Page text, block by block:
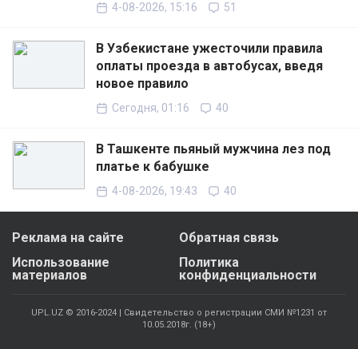
4-08-2026, 15:16 51
В Узбекистане ужесточили правила
оплаты проезда в автобусах, введя
новое правило
Сегодня, 01:16 40
В Ташкенте пьяный мужчина лез под
платье к бабушке
4-08-2026, 19:43 40
Реклама на сайте
Обратная связь
Использование
материалов
Политика
конфиденциальности
UPL.UZ © 2016-2024 | Свидетельство о регистрации СМИ №1231 от
10.05.2018г. (18+)